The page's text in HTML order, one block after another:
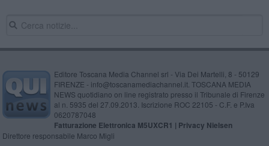
Editore Toscana Media Channel srl - Via Dei Martelli, 8 - 50129
FIRENZE - info@toscanamediachannel.it. TOSCANA MEDIA
NEWS quotidiano on line registrato presso il Tribunale di Firenze
al n. 5935 del 27.09.2013. Iscrizione ROC 22105 - C.F. e P.Iva
0620787048
Fatturazione Elettronica M5UXCR1 | Privacy Nielsen
Direttore responsabile Marco Migli